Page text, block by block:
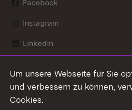
Facebook
Instagram
LinkedIn
X / Twitter
Youtube
Um unsere Webseite für Sie
und verbessern zu können,
Cookies.